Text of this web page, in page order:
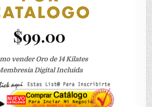
$99.00
vender Oro de 14 Kilates
Digital Incluida